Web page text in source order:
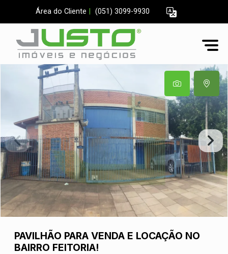
Área do Cliente (051) 3099-9930
PAVILHÃO PARA VENDA E LOCAÇÃO NO
BAIRRO FEITORIA!